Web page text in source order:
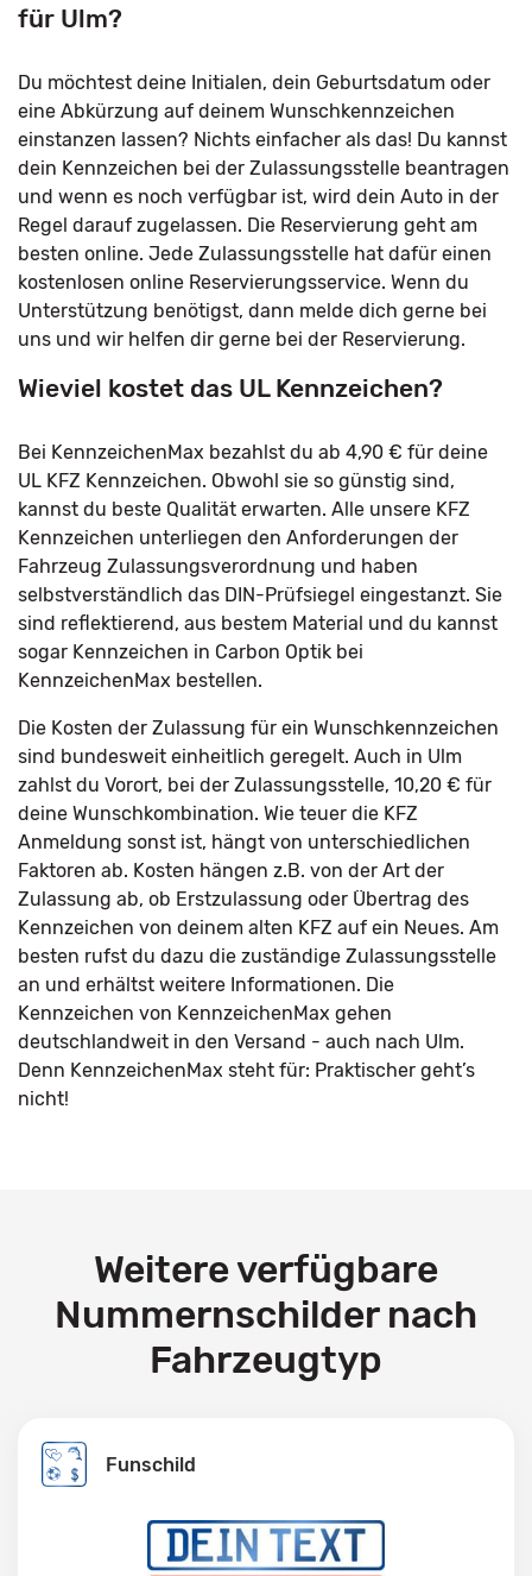
für Ulm?
Du möchtest deine Initialen, dein Geburtsdatum oder
eine Abkürzung auf deinem Wunschkennzeichen
einstanzen lassen? Nichts einfacher als das! Du kannst
dein Kennzeichen bei der Zulassungsstelle beantragen
und wenn es noch verfügbar ist, wird dein Auto in der
Regel darauf zugelassen. Die Reservierung geht am
besten online. Jede Zulassungsstelle hat dafür einen
kostenlosen online Reservierungsservice. Wenn du
Unterstützung benötigst, dann melde dich gerne bei
uns und wir helfen dir gerne bei der Reservierung.
Wieviel kostet das UL Kennzeichen?
Bei KennzeichenMax bezahlst du ab 4,90 € für deine
UL KFZ Kennzeichen. Obwohl sie so günstig sind,
kannst du beste Qualität erwarten. Alle unsere KFZ
Kennzeichen unterliegen den Anforderungen der
Fahrzeug Zulassungsverordnung und haben
selbstverständlich das DIN-Prüfsiegel eingestanzt. Sie
sind reflektierend, aus bestem Material und du kannst
sogar Kennzeichen in Carbon Optik bei
KennzeichenMax bestellen.
Die Kosten der Zulassung für ein Wunschkennzeichen
sind bundesweit einheitlich geregelt. Auch in Ulm
zahlst du Vorort, bei der Zulassungsstelle, 10,20 € für
deine Wunschkombination. Wie teuer die KFZ
Anmeldung sonst ist, hängt von unterschiedlichen
Faktoren ab. Kosten hängen z.B. von der Art der
Zulassung ab, ob Erstzulassung oder Übertrag des
Kennzeichen von deinem alten KFZ auf ein Neues. Am
besten rufst du dazu die zuständige Zulassungsstelle
an und erhältst weitere Informationen. Die
Kennzeichen von KennzeichenMax gehen
deutschlandweit in den Versand - auch nach Ulm.
Denn KennzeichenMax steht für: Praktischer geht’s
nicht!
Weitere verfügbare
Nummernschilder nach
Fahrzeugtyp
Funschild